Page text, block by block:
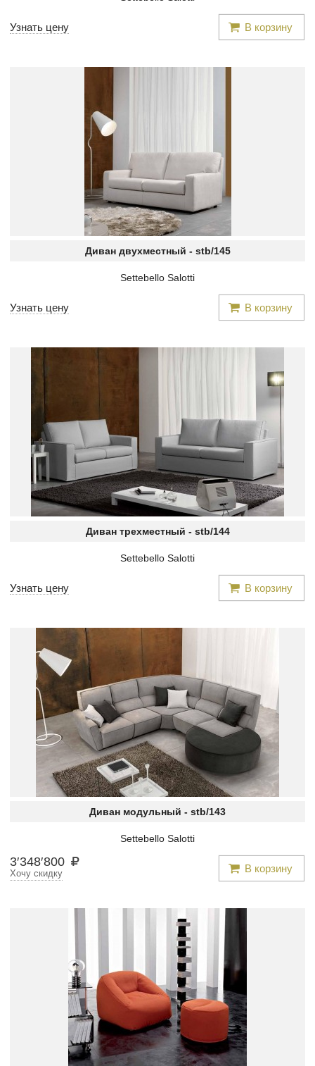
Узнать цену В корзину
Диван двухместный - stb/145
Settebello Salotti
Узнать цену В корзину
Диван трехместный - stb/144
Settebello Salotti
Узнать цену В корзину
Диван модульный - stb/143
Settebello Salotti
3′348′800 В корзину
Хочу скидку